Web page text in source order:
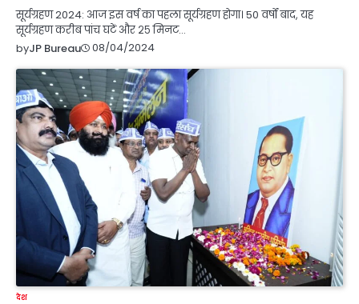
सूर्यग्रहण 2024: आज इस वर्ष का पहला सूर्यग्रहण होगा। 50 वर्षों बाद, यह
सूर्यग्रहण करीब पांच घटें और २५ मिनट…
byJP Bureau 08/04/2024
देश